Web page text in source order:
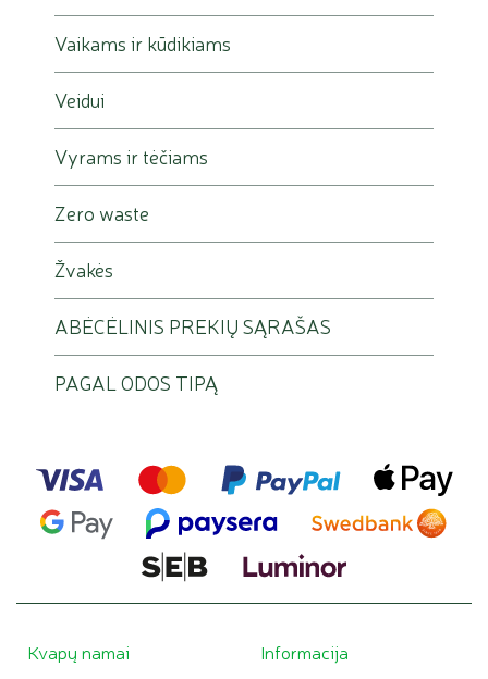
Vaikams ir kūdikiams
Veidui
Vyrams ir tėčiams
Zero waste
Žvakės
ABĖCĖLINIS PREKIŲ SĄRAŠAS
PAGAL ODOS TIPĄ
Kvapų namai Informacija